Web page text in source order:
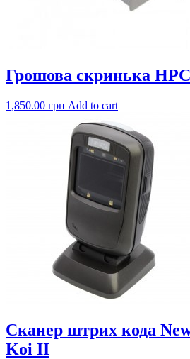
Грошова скринька
1,850.00 грн Add to cart
Сканер штрих кода
Koi II